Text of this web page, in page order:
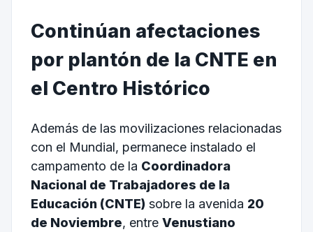
Continúan afectaciones
por plantón de la CNTE en
el Centro Histórico
Además de las movilizaciones relacionadas
con el Mundial, permanece instalado el
campamento de la Coordinadora
Nacional de Trabajadores de la
Educación (CNTE)sobre la avenida 20
de Noviembre, entre Venustiano